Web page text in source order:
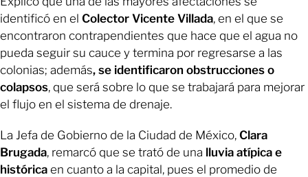
identificó en el Colector Vicente Villada, en el que se
encontraron contrapendientes que hace que el agua no
pueda seguir su cauce y termina por regresarse a las
colonias; además, se identificaron obstrucciones o
colapsos, que será sobre lo que se trabajará para mejorar
el flujo en el sistema de drenaje.
La Jefa de Gobierno de la Ciudad de México, Clara
Brugada, remarcó que se trató de una lluvia atípica e
histórica en cuanto a la capital, pues el promedio de